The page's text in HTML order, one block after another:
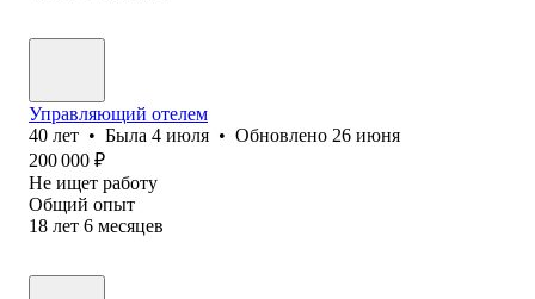
Управляющий отелем
40 лет • Была 4 июля • Обновлено 26 июня
200 000 ₽
Не ищет работу
Общий опыт
18 лет 6 месяцев